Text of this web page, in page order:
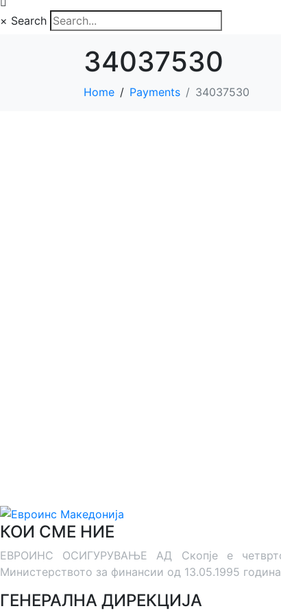
× Search
34037530
Home Payments 34037530
КОИ СМЕ НИЕ
ЕВРОИНС ОСИГУРУВАЊЕ АД Скопје е
Министерството за финансии од 13.05.1995
ГЕНЕРАЛНА ДИРЕКЦИЈА